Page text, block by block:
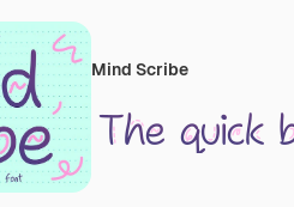
Mind Scribe